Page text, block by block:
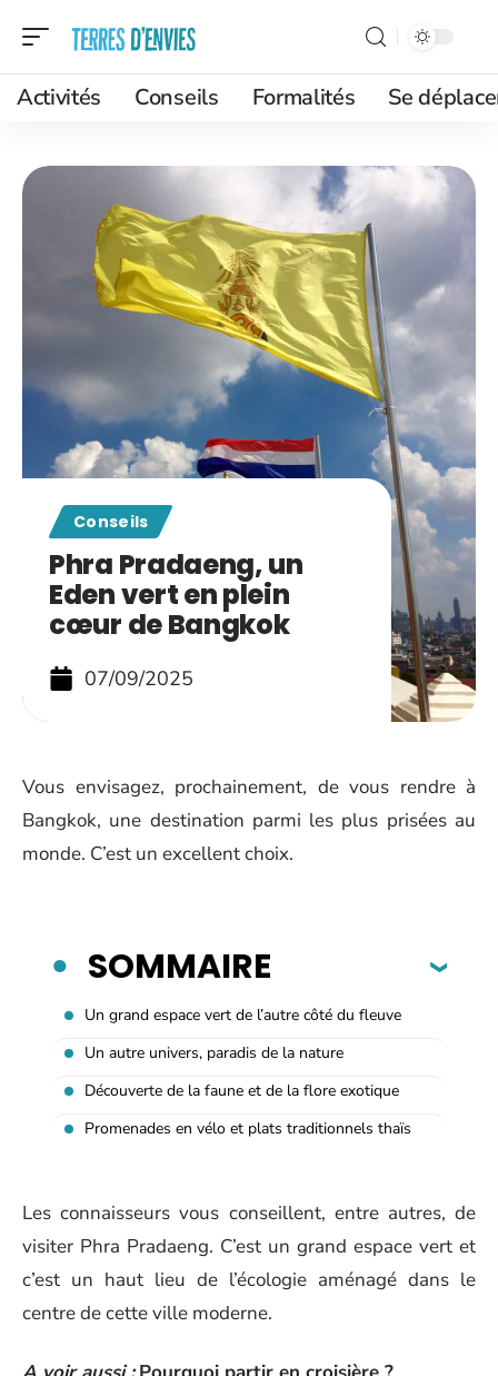
Activités Conseils Formalités Se
Conseils
Phra Pradaeng, un
Eden vert en plein
cœur de Bangkok
07/09/2025
Vous envisagez, prochainement, de vous rendre à
Bangkok, une destination parmi les plus prisées au
monde. C’est un excellent choix.
SOMMAIRE
Un grand espace vert de l’autre côté du fleuve
Un autre univers, paradis de la nature
Découverte de la faune et de la flore exotique
Promenades en vélo et plats traditionnels thaïs
Les connaisseurs vous conseillent, entre autres, de
visiter Phra Pradaeng. C’est un grand espace vert et
c’est un haut lieu de l’écologie aménagé dans le
centre de cette ville moderne.